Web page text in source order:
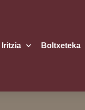
Iritzia Boltxe­te­ka